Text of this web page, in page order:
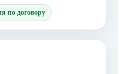
по договору